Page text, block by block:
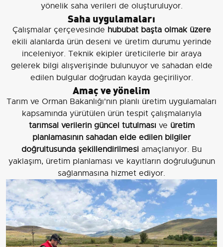
yönelik saha verileri de oluşturuluyor.
Saha uygulamaları
Çalışmalar çerçevesinde hububat başta olmak üzere
ekili alanlarda ürün deseni ve üretim durumu yerinde
inceleniyor. Teknik ekipler üreticilerle bir araya
gelerek bilgi alışverişinde bulunuyor ve sahadan elde
edilen bulgular doğrudan kayda geçiriliyor.
Amaç ve yönelim
Tarım ve Orman Bakanlığı'nın planlı üretim uygulamaları
kapsamında yürütülen ürün tespit çalışmalarıyla
tarımsal verilerin güncel tutulması ve üretim
planlamasının sahadan elde edilen bilgiler
doğrultusunda şekillendirilmesi amaçlanıyor. Bu
yaklaşım, üretim planlaması ve kayıtların doğruluğunun
sağlanmasına hizmet ediyor.